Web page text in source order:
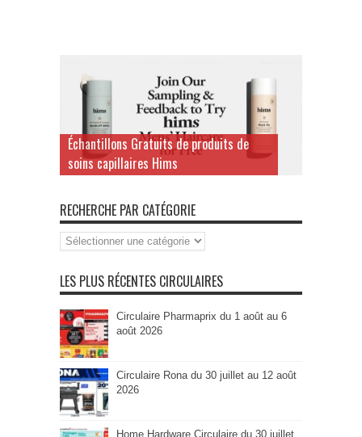
Échantillons Gratuits de produits de
soins capillaires Hims
RECHERCHE PAR CATÉGORIE
Recherche
par
LES PLUS RÉCENTES CIRCULAIRES
Circulaire Pharmaprix du 1 août au 6
août 2026
Circulaire Rona du 30 juillet au 12 août
2026
Home Hardware Circulaire du 30 juillet